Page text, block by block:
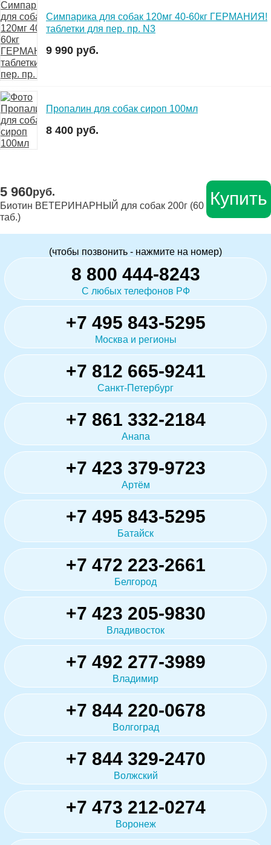
Симпарика для собак 120мг 40-60кг ГЕРМАНИЯ!
таблетки для пер. пр. N3
9 990 руб.
Пропалин для собак сироп 100мл
8 400 руб.
5 960руб.
Биотин ВЕТЕРИНАРНЫЙ для собак 200г (60
таб.)
Купить
(чтобы позвонить - нажмите на номер)
8 800 444-8243
С любых телефонов РФ
+7 495 843-5295
Москва и регионы
+7 812 665-9241
Санкт-Петербург
+7 861 332-2184
Анапа
+7 423 379-9723
Артём
+7 495 843-5295
Батайск
+7 472 223-2661
Белгород
+7 423 205-9830
Владивосток
+7 492 277-3989
Владимир
+7 844 220-0678
Волгоград
+7 844 329-2470
Волжский
+7 473 212-0274
Воронеж